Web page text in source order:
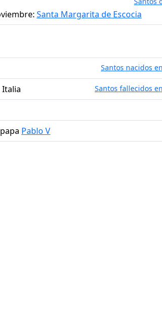
Santa Margarita de Escocia
Santos nacidos
Italia Santos fallecidos
Pablo V